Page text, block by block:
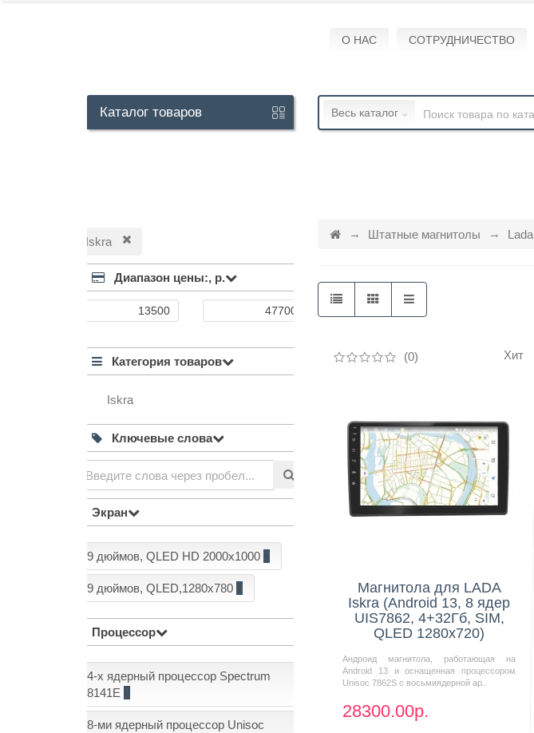
О НАС СОТРУДНИЧЕСТВО
Каталог товаров Весь каталог
Iskra
Диапазон цены:, р.
Категория товаров
Iskra
Ключевые слова
Экран
9 дюймов, QLED HD 2000x1000
9 дюймов, QLED,1280x780 6
Процессор
4-х ядерный процессор Spectrum
8141E 1
8-ми ядерный процессор Unisoc
Штатные магнитолы Lada
(0) Хит
Магнитола для LADA
Iskra (Android 13, 8 ядер
UIS7862, 4+32Гб, SIM,
QLED 1280x720)
Андроид магнитола, работающая на
Android 13 и оснащенная процессором
Unisoc 7862S с восьмиядерной ар..
28300.00р.